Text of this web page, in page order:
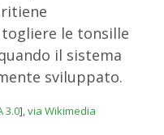
le tonsille
il sistema
sviluppato.
3.0],via Wikimedia